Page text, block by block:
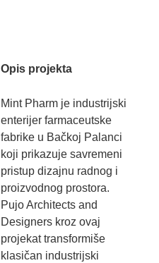
Opis projekta
Mint Pharm je industrijski
enterijer farmaceutske
fabrike u Bačkoj Palanci
koji prikazuje savremeni
pristup dizajnu radnog i
proizvodnog prostora.
Pujo Architects and
Designers kroz ovaj
projekat transformiše
klasičan industrijski